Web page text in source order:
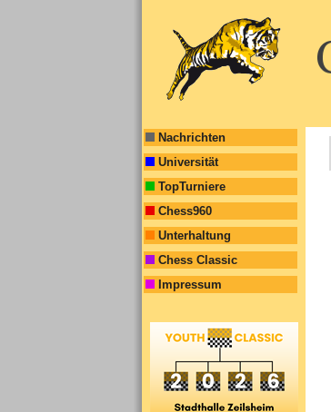
Nachrichten
Universität
TopTurniere
Chess960
Unterhaltung
Chess Classic
Impressum